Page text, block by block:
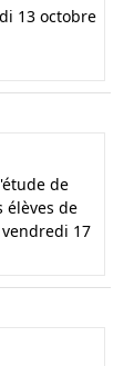
13 octobre
de
élèves de
17